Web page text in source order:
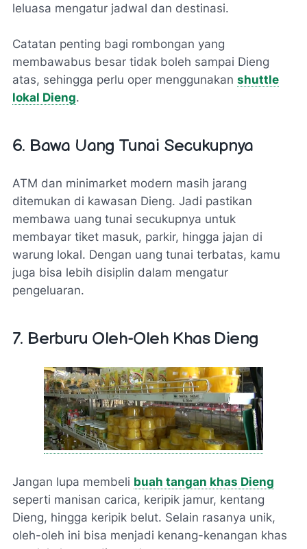
leluasa mengatur jadwal dan destinasi.
Catatan penting bagi rombongan yang
membawabus besar tidak boleh sampai Dieng
atas, sehingga perlu oper menggunakan shuttle
lokal Dieng.
6. Bawa Uang Tunai Secukupnya
ATM dan minimarket modern masih jarang
ditemukan di kawasan Dieng. Jadi pastikan
membawa uang tunai secukupnya untuk
membayar tiket masuk, parkir, hingga jajan di
warung lokal. Dengan uang tunai terbatas, kamu
juga bisa lebih disiplin dalam mengatur
pengeluaran.
7. Berburu Oleh-Oleh Khas Dieng
Jangan lupa membeli buah tangan khas Dieng
seperti manisan carica, keripik jamur, kentang
Dieng, hingga keripik belut. Selain rasanya unik,
oleh-oleh ini bisa menjadi kenang-kenangan khas